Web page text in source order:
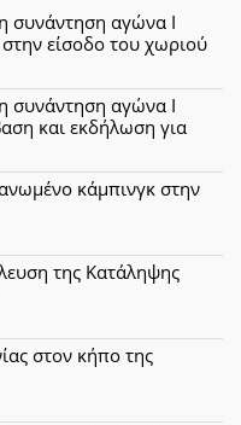
αγώνα Ι
είσοδο του χωριού
αγώνα Ι
και εκδήλωση για
κάμπινγκ στην
της Κατάληψης
στον κήπο της